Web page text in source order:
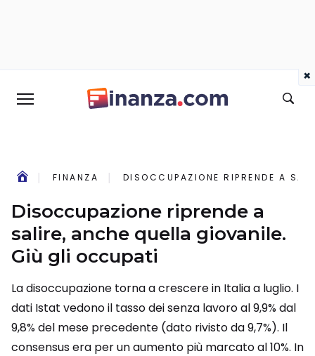
FINANZA DISOCCUPAZIONE RIPRENDE A
Disoccupazione riprende a
salire, anche quella giovanile.
Giù gli occupati
La disoccupazione torna a crescere in Italia a luglio. I
dati Istat vedono il tasso dei senza lavoro al 9,9% dal
9,8% del mese precedente (dato rivisto da 9,7%). Il
consensus era per un aumento più marcato al 10%. In
×